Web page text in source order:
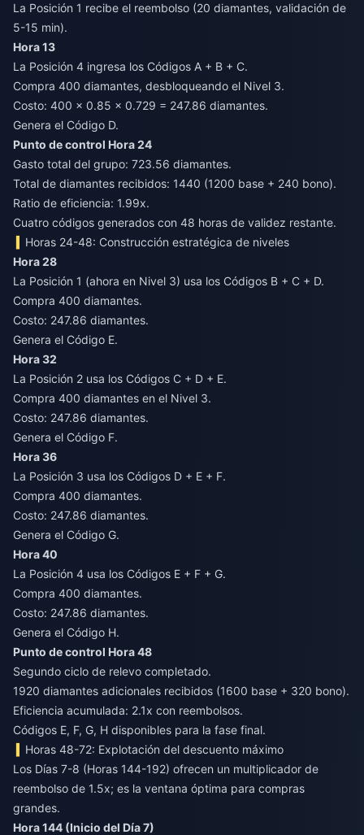
La Posición 1 recibe el reembolso (20 diamantes, validación de
5-15 min).
Hora 13
La Posición 4 ingresa los Códigos A + B + C.
Compra 400 diamantes, desbloqueando el Nivel 3.
Costo: 400 × 0.85 × 0.729 = 247.86 diamantes.
Genera el Código D.
Punto de control Hora 24
Gasto total del grupo: 723.56 diamantes.
Total de diamantes recibidos: 1440 (1200 base + 240 bono).
Ratio de eficiencia: 1.99x.
Cuatro códigos generados con 48 horas de validez restante.
Horas 24-48: Construcción estratégica de niveles
Hora 28
La Posición 1 (ahora en Nivel 3) usa los Códigos B + C + D.
Compra 400 diamantes.
Costo: 247.86 diamantes.
Genera el Código E.
Hora 32
La Posición 2 usa los Códigos C + D + E.
Compra 400 diamantes en el Nivel 3.
Costo: 247.86 diamantes.
Genera el Código F.
Hora 36
La Posición 3 usa los Códigos D + E + F.
Compra 400 diamantes.
Costo: 247.86 diamantes.
Genera el Código G.
Hora 40
La Posición 4 usa los Códigos E + F + G.
Compra 400 diamantes.
Costo: 247.86 diamantes.
Genera el Código H.
Punto de control Hora 48
Segundo ciclo de relevo completado.
1920 diamantes adicionales recibidos (1600 base + 320 bono).
Eficiencia acumulada: 2.1x con reembolsos.
Códigos E, F, G, H disponibles para la fase final.
Horas 48-72: Explotación del descuento máximo
Los Días 7-8 (Horas 144-192) ofrecen un multiplicador de
reembolso de 1.5x; es la ventana óptima para compras
grandes.
Hora 144 (Inicio del Día 7)